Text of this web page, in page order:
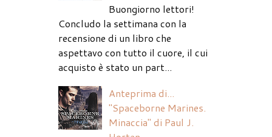
Buongiorno lettori!
Concludo la settimana con la
recensione di un libro che
aspettavo con tutto il cuore, il cui
acquisto è stato un part...
Anteprima di...
"Spaceborne Marines.
Minaccia" di Paul J.